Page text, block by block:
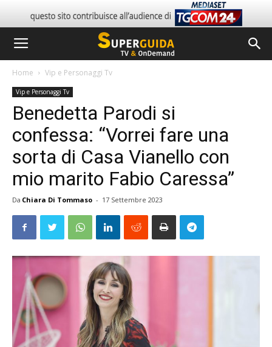
Home Vip e Personaggi Tv
Vip e Personaggi Tv
Benedetta Parodi si
confessa: “Vorrei fare una
sorta di Casa Vianello con
mio marito Fabio Caressa”
Da Chiara Di Tommaso - 17 Settembre 2023